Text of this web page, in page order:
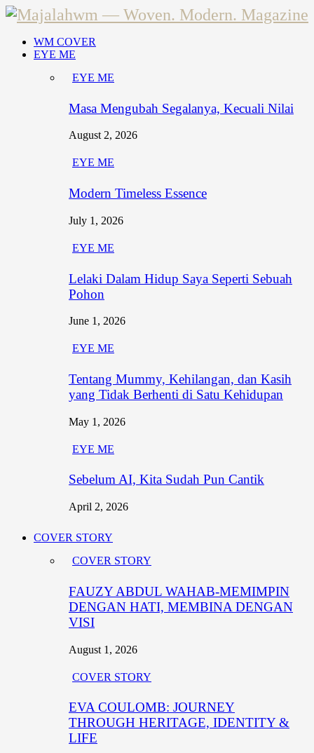
WM COVER
EYE ME
EYE ME
Masa Mengubah Segalanya, Kecuali Nilai
August 2, 2026
EYE ME
Modern Timeless Essence
July 1, 2026
EYE ME
Lelaki Dalam Hidup Saya Seperti Sebuah
Pohon
June 1, 2026
EYE ME
Tentang Mummy, Kehilangan, dan Kasih
yang Tidak Berhenti di Satu Kehidupan
May 1, 2026
EYE ME
Sebelum AI, Kita Sudah Pun Cantik
April 2, 2026
COVER STORY
COVER STORY
FAUZY ABDUL WAHAB-MEMIMPIN
DENGAN HATI, MEMBINA DENGAN
VISI
August 1, 2026
COVER STORY
EVA COULOMB: JOURNEY
THROUGH HERITAGE, IDENTITY &
LIFE